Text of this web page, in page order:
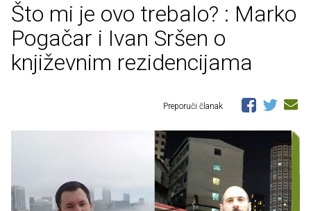
Što mi je ovo trebalo? : Marko
Pogačar i Ivan Sršen o
književnim rezidencijama
Preporuči članak